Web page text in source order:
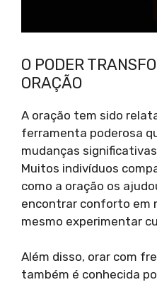
O PODER
ORAÇÃO
A oração tem sido
ferramenta poderosa
mudanças
Muitos indivíduos
como a oração os
encontrar conforto em
mesmo experimentar
Além disso, orar com
também é conhecida